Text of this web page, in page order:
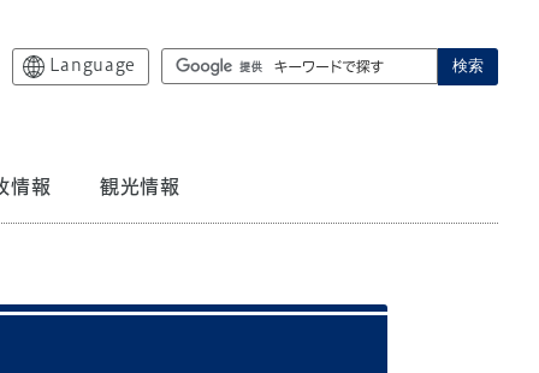
Language 検索
情報 観光情報